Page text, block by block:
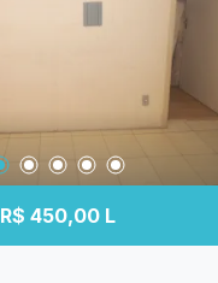
R$ 450,00 L